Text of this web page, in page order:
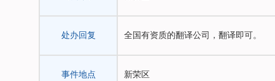
处办回复 全国有资质的翻译公司，翻译即可。
事件地点 新荣区